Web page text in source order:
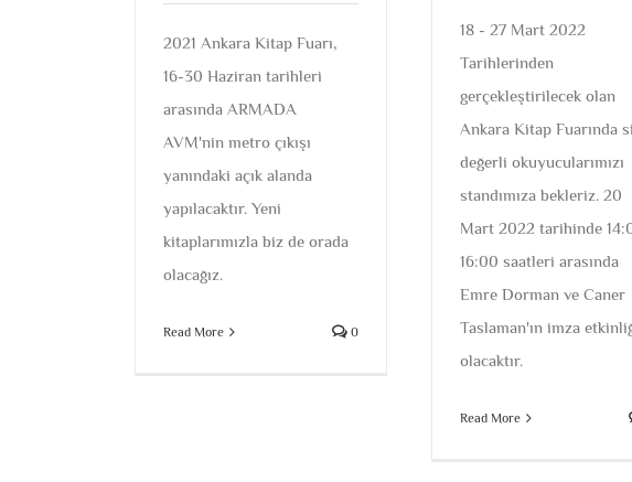
18 - 27 Mart 2022
Tarihlerinden
gerçekleştirilecek olan
Ankara Kitap Fuarında
değerli okuyucularımızı
standımıza bekleriz. 20
Mart 2022 tarihinde
16:00 saatleri arasında
Emre Dorman ve Caner
Taslaman'ın imza
olacaktır.
Read More
2021 Ankara Kitap Fuarı,
16-30 Haziran tarihleri
arasında ARMADA
AVM'nin metro çıkışı
yanındaki açık alanda
yapılacaktır. Yeni
kitaplarımızla biz de orada
olacağız.
Read More 0